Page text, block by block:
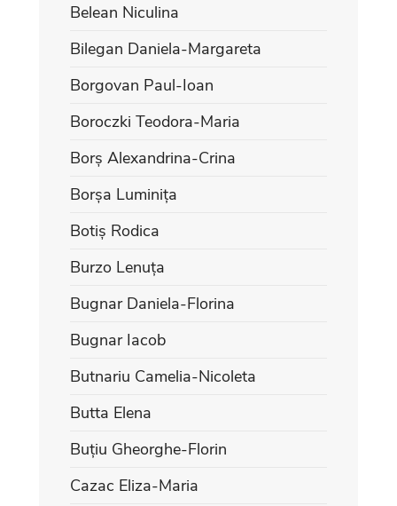
Belean Niculina
Bilegan Daniela-Margareta
Borgovan Paul-Ioan
Boroczki Teodora-Maria
Borș Alexandrina-Crina
Borșa Luminița
Botiș Rodica
Burzo Lenuța
Bugnar Daniela-Florina
Bugnar Iacob
Butnariu Camelia-Nicoleta
Butta Elena
Buțiu Gheorghe-Florin
Cazac Eliza-Maria